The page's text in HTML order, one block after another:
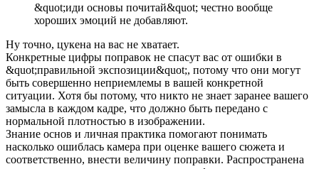
&quot;иди основы почитай&quot; честно вообще
хороших эмоций не добавляют.
Ну точно, цукена на вас не хватает.
Конкретные цифры поправок не спасут вас от ошибки в
&quot;правильной экспозиции&quot;, потому что они могут
быть совершенно неприемлемы в вашей конкретной
ситуации. Хотя бы потому, что никто не знает заранее вашего
замысла в каждом кадре, что должно быть передано с
нормальной плотностью в изображении.
Знание основ и личная практика помогают понимать
насколько ошиблась камера при оценке вашего сюжета и
соответственно, внести величину поправки. Распространена